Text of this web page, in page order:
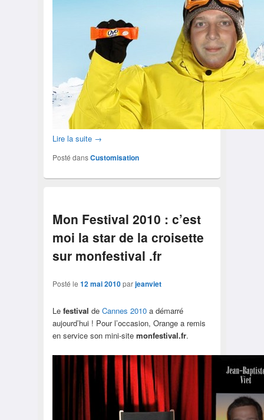
Lire la suite →
Posté dansCustomisation
Mon Festival 2010 : c’est
moi la star de la croisette
sur monfestival .fr
Posté le 12 mai 2010parjeanviet
Le festival de Cannes 2010a démarré
aujourd’hui ! Pour l’occasion, Orange a remis
en service son mini-site monfestival.fr.